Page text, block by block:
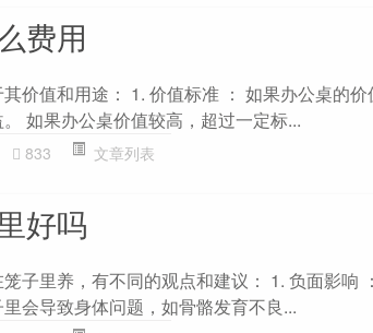
费用
价值和用途： 1. 价值标准 ： 如果办公桌的
如果办公桌价值较高，超过一定标...
833 文章列表
好吗
子里养，有不同的观点和建议： 1. 负面影响
会导致身体问题，如骨骼发育不良...